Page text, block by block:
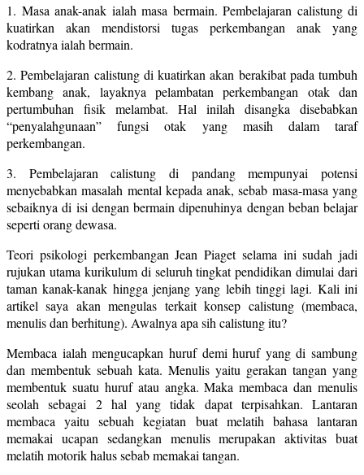
1. Masa anak-anak ialah masa bermain. Pembelajaran calistung di
kuatirkan akan mendistorsi tugas perkembangan anak yang
kodratnya ialah bermain.
2. Pembelajaran calistung di kuatirkan akan berakibat pada tumbuh
kembang anak, layaknya pelambatan perkembangan otak dan
pertumbuhan fisik melambat. Hal inilah disangka disebabkan
“penyalahgunaan” fungsi otak yang masih dalam taraf
perkembangan.
3. Pembelajaran calistung di pandang mempunyai potensi
menyebabkan masalah mental kepada anak, sebab masa-masa yang
sebaiknya di isi dengan bermain dipenuhinya dengan beban belajar
seperti orang dewasa.
Teori psikologi perkembangan Jean Piaget selama ini sudah jadi
rujukan utama kurikulum di seluruh tingkat pendidikan dimulai dari
taman kanak-kanak hingga jenjang yang lebih tinggi lagi. Kali ini
artikel saya akan mengulas terkait konsep calistung (membaca,
menulis dan berhitung). Awalnya apa sih calistung itu?
Membaca ialah mengucapkan huruf demi huruf yang di sambung
dan membentuk sebuah kata. Menulis yaitu gerakan tangan yang
membentuk suatu huruf atau angka. Maka membaca dan menulis
seolah sebagai 2 hal yang tidak dapat terpisahkan. Lantaran
membaca yaitu sebuah kegiatan buat melatih bahasa lantaran
memakai ucapan sedangkan menulis merupakan aktivitas buat
melatih motorik halus sebab memakai tangan.